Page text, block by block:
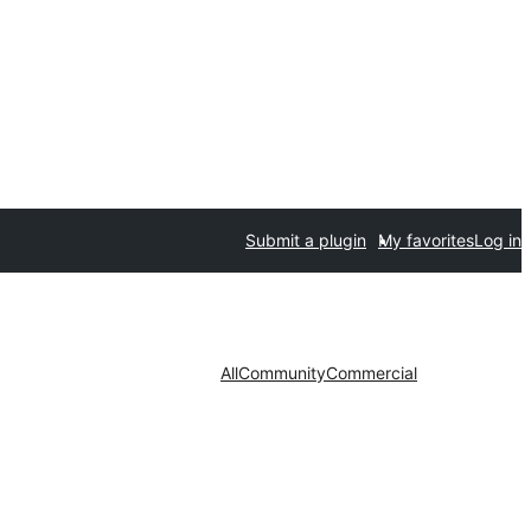
Submit a plugin My favoritesLog in
AllCommunityCommercial